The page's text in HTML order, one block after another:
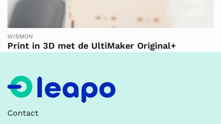
WISMON
Print in 3D met de UltiMaker Original+
Contact